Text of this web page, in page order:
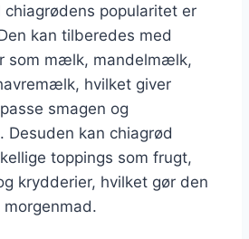
chiagrødens popularitet er
kan tilberedes med
som mælk, mandelmælk,
hvilket giver
smagen og
kan chiagrød
toppings som frugt,
krydderier, hvilket gør den